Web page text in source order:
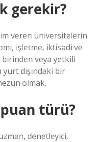
gerekir?
veren üniversitelerin
işletme, iktisadi ve
veya yetkili
dışındaki bir
olmak.
türü?
denetleyici,